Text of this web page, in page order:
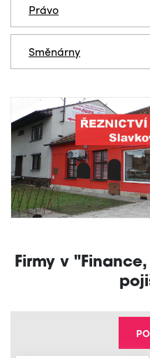
Právo
Směnárny
Firmy v